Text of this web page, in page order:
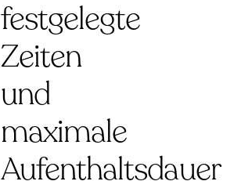
festgelegte
Zeiten
und
maximale
Aufenthaltsdauer